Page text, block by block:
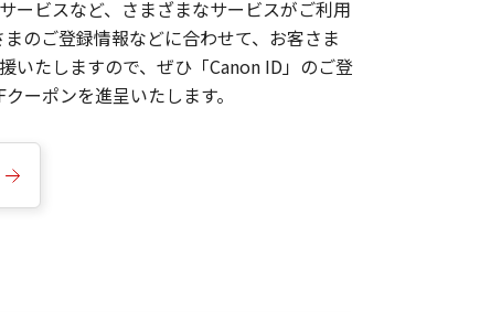
ービスなど、さまざまなサービスがご利用
のご登録情報などに合わせて、お客さま
いたしますので、ぜひ「Canon ID」のご登
ーポンを進呈いたします。